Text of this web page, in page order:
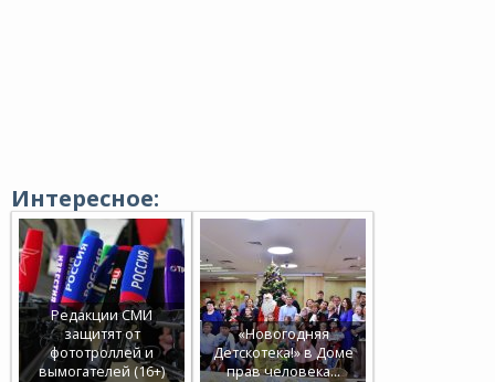
Интересное:
Редакции СМИ
защитят от
фототроллей и
вымогателей (16+)
«Новогодняя
Детскотека!» в Доме
прав человека…